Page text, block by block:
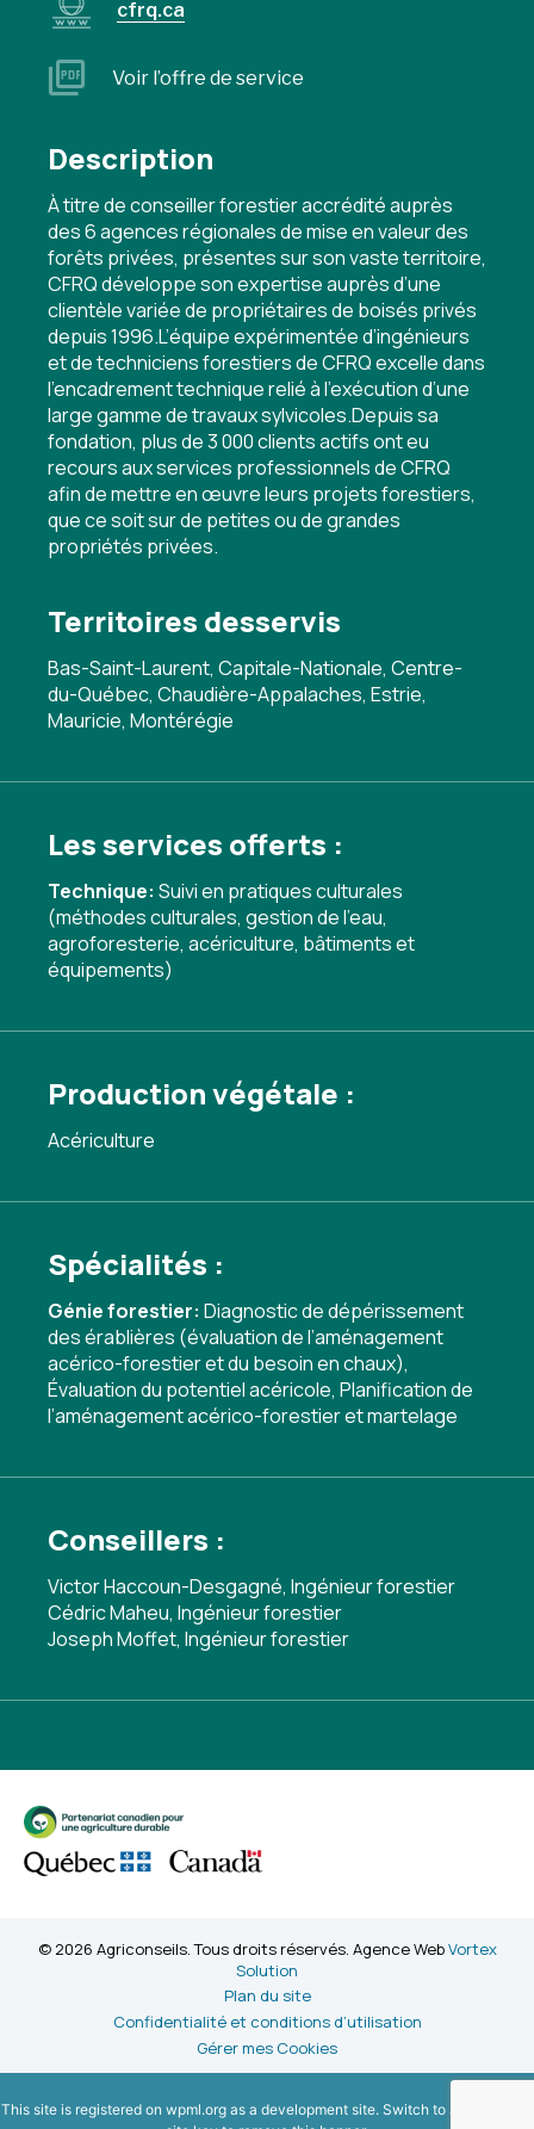
cfrq.ca
Voir l’offre de service
Description
À titre de conseiller forestier accrédité auprès
des 6 agences régionales de mise en valeur des
forêts privées, présentes sur son vaste territoire,
CFRQ développe son expertise auprès d’une
clientèle variée de propriétaires de boisés privés
depuis 1996.L’équipe expérimentée d’ingénieurs
et de techniciens forestiers de CFRQ excelle dans
l’encadrement technique relié à l’exécution d’une
large gamme de travaux sylvicoles.Depuis sa
fondation, plus de 3 000 clients actifs ont eu
recours aux services professionnels de CFRQ
afin de mettre en œuvre leurs projets forestiers,
que ce soit sur de petites ou de grandes
propriétés privées.
Territoires desservis
Bas-Saint-Laurent, Capitale-Nationale, Centre-
du-Québec, Chaudière-Appalaches, Estrie,
Mauricie, Montérégie
Les services offerts :
Technique: Suivi en pratiques culturales
(méthodes culturales, gestion de l'eau,
agroforesterie, acériculture, bâtiments et
équipements)
Production végétale :
Acériculture
Spécialités :
Génie forestier: Diagnostic de dépérissement
des érablières (évaluation de l’aménagement
acérico-forestier et du besoin en chaux),
Évaluation du potentiel acéricole, Planification de
l’aménagement acérico-forestier et martelage
Conseillers :
Victor Haccoun-Desgagné, Ingénieur forestier
Cédric Maheu, Ingénieur forestier
Joseph Moffet, Ingénieur forestier
© 2026 Agriconseils. Tous droits réservés. Agence WebVortex
Solution
Plan du site
Confidentialité et conditions d’utilisation
Gérer mes Cookies
This site is registered on wpml.org as a development site. Switch to a production